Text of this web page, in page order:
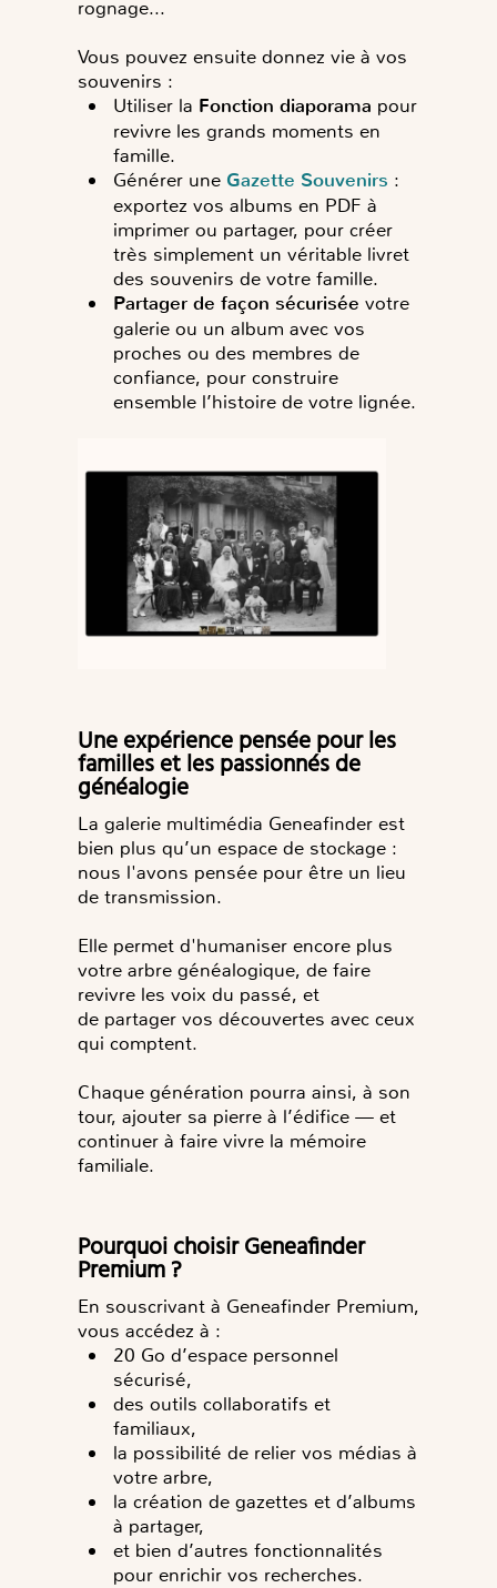
rognage...
Vous pouvez ensuite donnez vie à vos
souvenirs :
Utiliser la Fonction diaporama pour
revivre les grands moments en
famille.
Générer une Gazette Souvenirs :
exportez vos albums en PDF à
imprimer ou partager, pour créer
très simplement un véritable livret
des souvenirs de votre famille.
Partager de façon sécurisée votre
galerie ou un album avec vos
proches ou des membres de
confiance, pour construire
ensemble l’histoire de votre lignée.
Une expérience pensée pour les
familles et les passionnés de
généalogie
La galerie multimédia Geneafinder est
bien plus qu’un espace de stockage :
nous l'avons pensée pour être un lieu
de transmission.
Elle permet d'humaniser encore plus
votre arbre généalogique, de faire
revivre les voix du passé, et
de partager vos découvertes avec ceux
qui comptent.
Chaque génération pourra ainsi, à son
tour, ajouter sa pierre à l’édifice — et
continuer à faire vivre la mémoire
familiale.
Pourquoi choisir Geneafinder
Premium ?
En souscrivant à Geneafinder Premium,
vous accédez à :
20 Go d’espace personnel
sécurisé,
des outils collaboratifs et
familiaux,
la possibilité de relier vos médias à
votre arbre,
la création de gazettes et d’albums
à partager,
et bien d’autres fonctionnalités
pour enrichir vos recherches.